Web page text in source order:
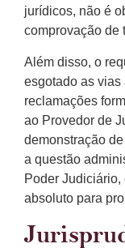
jurídicos, não é
comprovação de
Além disso, o
esgotado as vias
reclamações
ao Provedor de
demonstração
a questão
Poder
absoluto para